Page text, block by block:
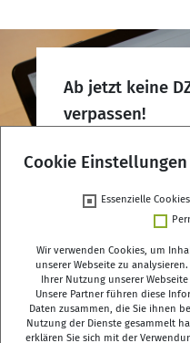
Ab jetzt keine
verpassen!
Deutsches Zentrum für
Manfred-von-Richthofen-
Cookie Einstellungen
Essenzielle Cookies
Wir verwenden Cookies, um
unserer Webseite zu
Ihrer Nutzung unserer
Unsere Partner führen diese
Daten zusammen, die Sie ihnen
Nutzung der Dienste gesammelt
erklären Sie sich mit der